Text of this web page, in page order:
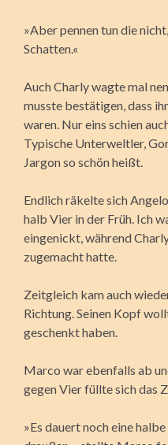
»Aber pennen tun die
Schatten.«
Auch Charly wagte mal
musste bestätigen, dass
waren. Nur eins schien
Typische Unterweltler,
Jargon so schön heißt.
Endlich räkelte sich
halb Vier in der Früh. Ich
eingenickt, während
zugemacht hatte.
Zeitgleich kam auch
Richtung. Seinen Kopf
geschenkt haben.
Marco war ebenfalls ab
gegen Vier füllte sich das
»Es dauert noch eine